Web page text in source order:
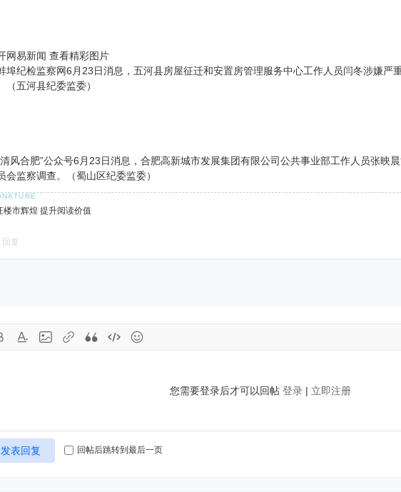
网易新闻 查看精彩图片
埠纪检监察网6月23日消息，五河县房屋征迁和安置房管理服务中心工作人员闫冬涉嫌严
（五河县纪委监委）
风合肥”公众号6月23日消息，合肥高新城市发展集团有限公司公共事业部工作人员张映
会监察调查。（蜀山区纪委监委）
楼市辉煌 提升阅读价值
回复
您需要登录后才可以回帖 登录| 立即注册
发表回复 回帖后跳转到最后一页